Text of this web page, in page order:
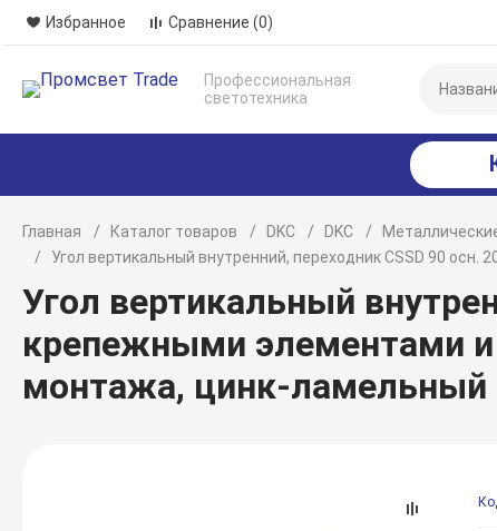
Избранное Сравнение (0)
Профессиональная
светотехника
Главная Каталог товаров DKC DKC
Угол вертикальный внутренний, переходник CSSD 90
Угол вертикальный
крепежными элементами
монтажа, цинк-ламельный